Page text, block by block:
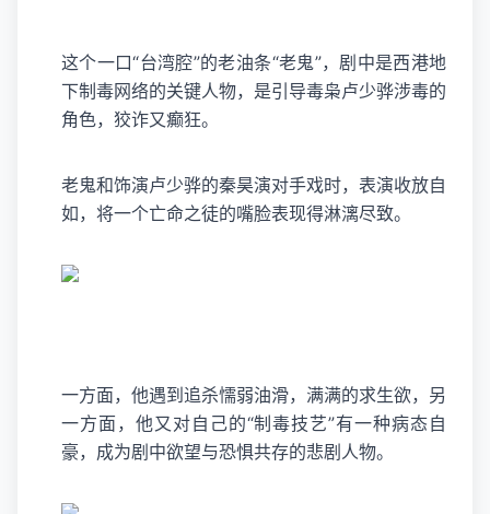
这个一口“台湾腔”的老油条“老鬼”，剧中是西港地
下制毒网络的关键人物，是引导毒枭卢少骅涉毒的
角色，狡诈又癫狂。
老鬼和饰演卢少骅的秦昊演对手戏时，表演收放自
如，将一个亡命之徒的嘴脸表现得淋漓尽致。
一方面，他遇到追杀懦弱油滑，满满的求生欲，另
一方面，他又对自己的“制毒技艺”有一种病态自
豪，成为剧中欲望与恐惧共存的悲剧人物。